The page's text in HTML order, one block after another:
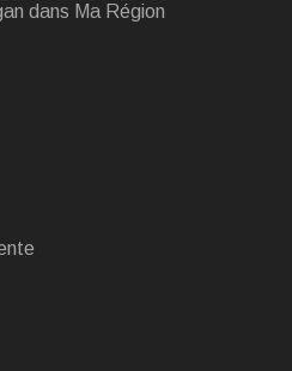
dans Ma Région